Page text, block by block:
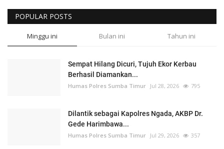
POPULAR POSTS
Minggu ini Bulan ini Tahun ini
Sempat Hilang Dicuri, Tujuh Ekor Kerbau
Berhasil Diamankan...
Humas Polres Sumba Timur Jul 28, 2026 795
Dilantik sebagai Kapolres Ngada, AKBP Dr.
Gede Harimbawa...
Humas Polres Sumba Timur Jul 29, 2026 357